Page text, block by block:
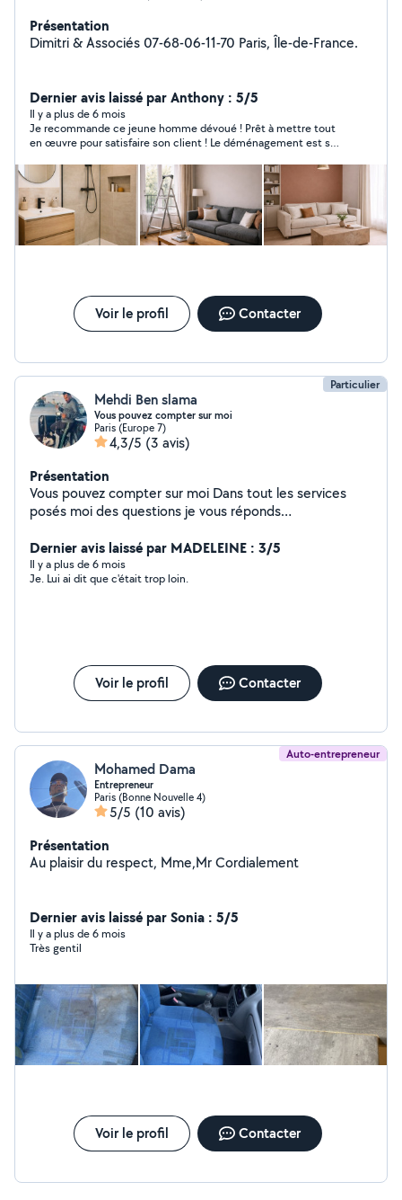
Présentation
Dimitri & Associés 07-68-06-11-70 Paris, Île-de-France.
Dernier avis laissé par Anthony : 5/5
Il y a plus de 6 mois
Je recommande ce jeune homme dévoué ! Prêt à mettre tout
en œuvre pour satisfaire son client ! Le déménagement est sa
sa façon d’apprivoiser les cartons ! Je recommande fortement
ce jeune homme qui est déterminé ! Merci encore brave jeune
homme
Voir le profil Contacter
Particulier
Mehdi Ben slama
Vous pouvez compter sur moi
Paris (Europe 7)
4,3/5 (3 avis)
Présentation
Vous pouvez compter sur moi Dans tout les services
posés moi des questions je vous réponds
Dernier avis laissé par MADELEINE : 3/5
Il y a plus de 6 mois
Je. Lui ai dit que c'était trop loin.
Voir le profil Contacter
Auto-entrepreneur
Mohamed Dama
Entrepreneur
Paris (Bonne Nouvelle 4)
5/5 (10 avis)
Présentation
Au plaisir du respect, Mme,Mr Cordialement
Dernier avis laissé par Sonia : 5/5
Il y a plus de 6 mois
Très gentil
Voir le profil Contacter